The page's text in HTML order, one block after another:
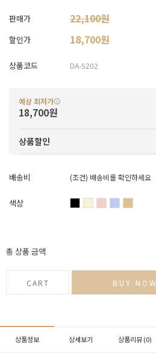
판매가 22,100원
할인가 18,700원
상품코드 DA-5202
예상 최저가
18,700원
상품할인
배송비 (조건) 배송비를 확인하세요
색상
총 상품 금액
CART BUY NOW
상품정보 상세보기 상품리뷰 (0)